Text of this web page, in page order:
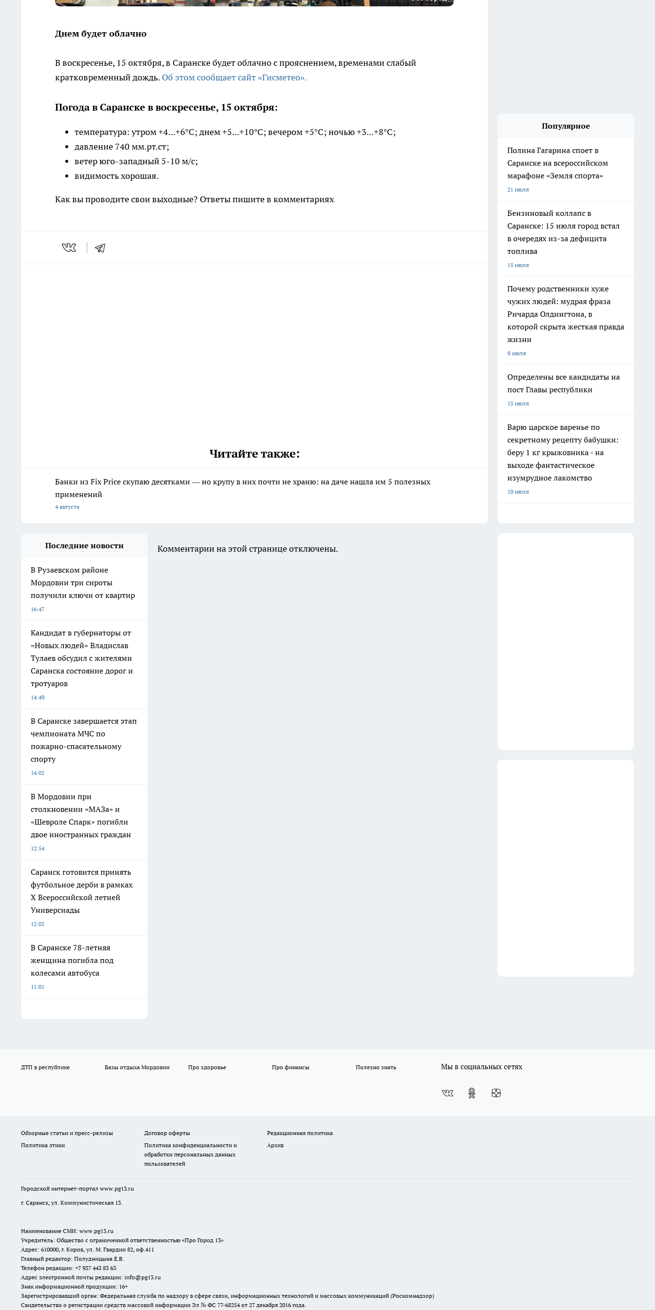
Днем будет облачно
В воскресенье, 15 октября, в Саранске будет облачно с прояснением, временами слабый
кратковременный дождь. Об этом сообщает сайт «Гисметео».
Погода в Саранске в воскресенье, 15 октября:
температура: утром +4...+6°С; днем +5...+10°С; вечером +5°С; ночью +3...+8°С;
давление 740 мм.рт.ст;
ветер юго-западный 5-10 м/с;
видимость хорошая.
Как вы проводите свои выходные? Ответы пишите в комментариях
Читайте также:
Банки из Fix Price скупаю десятками — но крупу в них почти не храню: на даче нашла им 5 полезных
применений
4 августа
Популярное
Полина Гагарина споет в
Саранске на всероссийском
марафоне «Земля спорта»
21 июля
Бензиновый коллапс в
Саранске: 15 июля город встал
в очередях из-за дефицита
топлива
15 июля
Почему родственники хуже
чужих людей: мудрая фраза
Ричарда Олдингтона, в
которой скрыта жесткая правда
жизни
9 июля
Определены все кандидаты на
пост Главы республики
15 июля
Варю царское варенье по
секретному рецепту бабушки:
беру 1 кг крыжовника - на
выходе фантастическое
изумрудное лакомство
10 июля
Последние новости
В Рузаевском районе
Мордовии три сироты
получили ключи от квартир
16:47
Кандидат в губернаторы от
«Новых людей» Владислав
Тулаев обсудил с жителями
Саранска состояние дорог и
тротуаров
14:49
В Саранске завершается этап
чемпионата МЧС по
пожарно-спасательному
спорту
14:02
В Мордовии при
столкновении «МАЗа» и
«Шевроле Спарк» погибли
двое иностранных граждан
12:54
Саранск готовится принять
футбольное дерби в рамках
X Всероссийской летней
Универсиады
12:02
В Саранске 78-летняя
женщина погибла под
колесами автобуса
11:01
Комментарии на этой странице отключены.
ДТП в республике Базы отдыха Мордовии Про здоровье Про финансы Полезно знать Мы в социальных сетях
Обзорные статьи и пресс-релизы Договор оферты
Редакционная политика
Политика этики
Политика конфиденциальности и
обработки персональных данных
пользователей
Архив
Городской интернет-портал www.pg13.ru
г. Саранск, ул. Коммунистическая 13.
Наименование СМИ: www.pg13.ru
Учредитель: Общество с ограниченной ответственностью «Про Город 13»
Адрес: 610000, г. Киров, ул. М. Гвардии 82, оф.411
Главный редактор: Полудницына Е.В.
Телефон редакции: +7 937 443 83 63
Адрес электронной почты редакции: info@pg13.ru
Знак информационной продукции: 16+
Зарегистрировавший орган: Федеральная служба по надзору в сфере связи, информационных технологий и массовых коммуникаций (Роскомнадзор)
Свидетельство о регистрации средств массовой информации Эл № ФС 77-68254 от 27 декабря 2016 года.